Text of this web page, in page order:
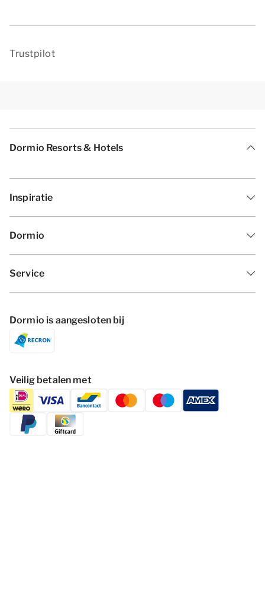
Trustpilot
Dormio Resorts & Hotels
Inspiratie
Dormio
Service
Dormio is aangesloten bij
Veilig betalen met